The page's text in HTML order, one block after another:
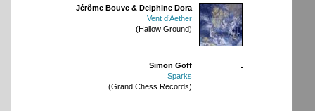
Jérôme Bouve & Delphine Dora
Vent d’Aether
(Hallow Ground)
Simon Goff
Sparks
(Grand Chess Records)